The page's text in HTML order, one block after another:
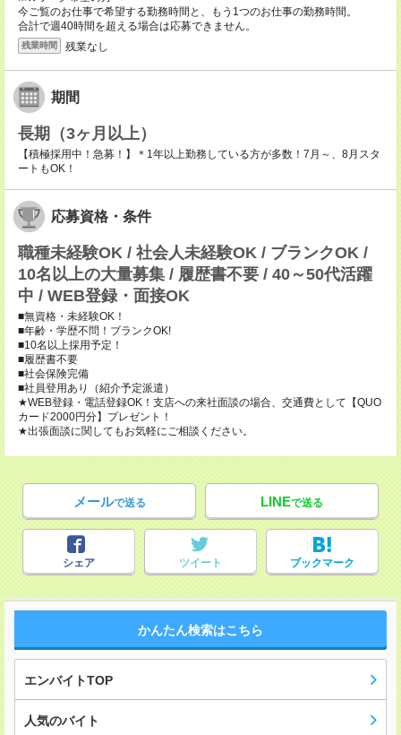
今ご覧のお仕事で希望する勤務時間と、もう1つのお仕事の勤務時間。
合計で週40時間を超える場合は応募できません。
残業時間 残業なし
期間
長期（3ヶ月以上）
【積極採用中！急募！】＊1年以上勤務している方が多数！7月～、8月スタ
ートもOK！
応募資格・条件
職種未経験OK / 社会人未経験OK / ブランクOK /
10名以上の大量募集 / 履歴書不要 / 40～50代活躍
中 / WEB登録・面接OK
■無資格・未経験OK！
■年齢・学歴不問！ブランクOK!
■10名以上採用予定！
■履歴書不要
■社会保険完備
■社員登用あり（紹介予定派遣）
★WEB登録・電話登録OK！支店への来社面談の場合、交通費として【QUO
カード2000円分】プレゼント！
★出張面談に関してもお気軽にご相談ください。
メールで送る LINEで送る
シェア ツイート ブックマーク
かんたん検索はこちら
エンバイトTOP
人気のバイト